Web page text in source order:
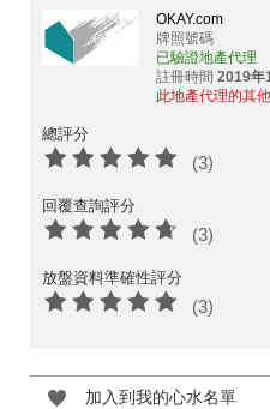
OKAY.com
牌照號碼
已驗證地產代理
註冊時間 2019年
此地產代理的其
總評分
(3)
回覆查詢評分
(3)
放盤資料準確性評分
(3)
加入到我的心水名單